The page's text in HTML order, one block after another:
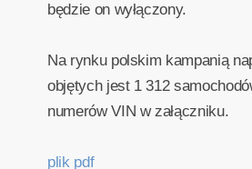
będzie on wyłączony.
Na rynku polskim kampanią
objętych jest 1 312
numerów VIN w załączniku.
plik pdf